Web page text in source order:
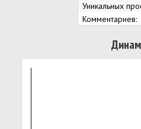
Уникальных
Комментариев: